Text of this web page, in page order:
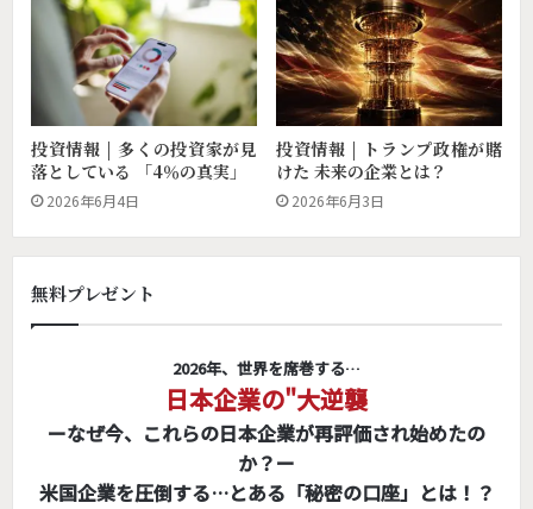
投資情報 | 多くの投資家が見
落としている 「4％の真実」
2026年6月4日
投資情報 | トランプ政権が賭
けた 未来の企業とは？
2026年6月3日
無料プレゼント
2026年、世界を席巻する…
日本企業の"大逆襲
ーなぜ今、これらの日本企業が再評価され始めたの
か？ー
米国企業を圧倒する…とある「秘密の口座」とは！？